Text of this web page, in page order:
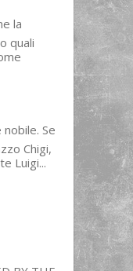
la
quali
Se
Chigi,
Luigi...